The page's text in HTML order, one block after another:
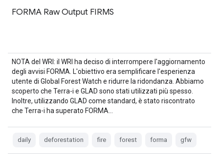
FORMA Raw Output FIRMS
NOTA del WRI: il WRI ha deciso di interrompere l'aggiornamento
degli avvisi FORMA. L'obiettivo era semplificare l'esperienza
utente di Global Forest Watch e ridurre la ridondanza. Abbiamo
scoperto che Terra-i e GLAD sono stati utilizzati più spesso.
Inoltre, utilizzando GLAD come standard, è stato riscontrato
che Terra-i ha superato FORMA…
daily deforestation fire forest forma gfw